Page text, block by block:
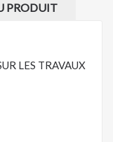
PRODUIT
LES TRAVAUX